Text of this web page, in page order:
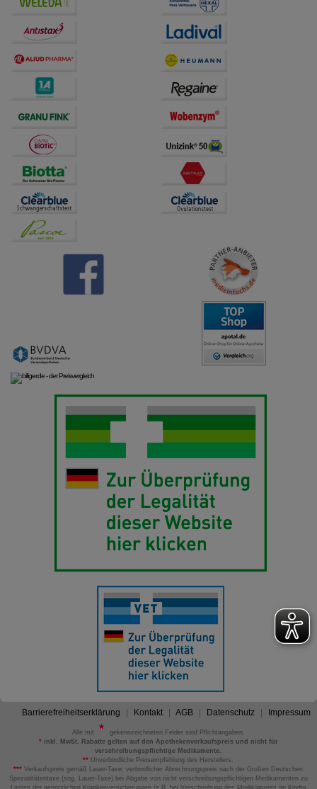
Statistik & Tracking:
Hierüber lassen sich
Informationen über die Art und Weise der Nutzung
unserer Website sammeln, mit deren Hilfe wir unsere
auf unserer Website aber auch die Werbung auf
Drittseiten möglichst relevant für Sie zu gestalten.
Bitte beachten Sie, dass Daten hierfür teilweise an
Dritte wie z.B. Google oder soziale Medien
Barrierefreiheitserklärung Kontakt AGB Datenschutz Impressum
Alle mit
gekennzeichneten Felder sind Pflichtangaben.
*inkl. MwSt. Rabatte gelten auf den Apothekenverkaufspreis und nicht für
verschreibungspflichtige Medikamente.
** Unverbindliche Preisempfehlung des Herstellers.
*** Verkaufspreis gemäß Lauer-Taxe; verbindlicher Abrechnungspreis nach der Großen Deutschen
Spezialitätentaxe (sog. Lauer-Taxe) bei Abgabe von nicht verschreibungspflichtigen Medikamenten zu
Lasten der gesetzlichen Krankenversicherungen (z.B. bei Verschreibung des Medikaments an Kinder